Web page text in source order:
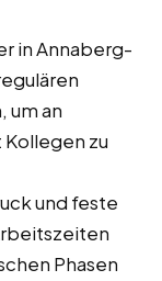
in Annaberg-
um an
zu
und feste
Phasen